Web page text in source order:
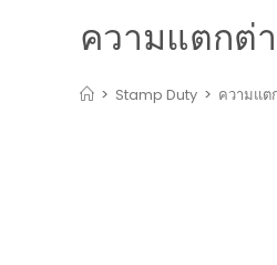
ความแตกต่
> Stamp Duty > ความแต